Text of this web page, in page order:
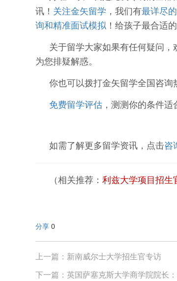
讯！ 关注金矢留学 ， 我们有最详尽
询和精准面试模拟 ！ 给孩子最合适的
关于留学大家如果有任何疑问，
为您排疑解惑。
你也可以拨打金矢留学全国咨询
免费留学评估 ，测测你的条件
如需了解更多留学资讯，点击咨
（相关推荐 ： 利兹大学项目招
分享 0
上一篇：新南威尔士大学招生官专访
下一篇：英国萨塞克斯大学商学院院长